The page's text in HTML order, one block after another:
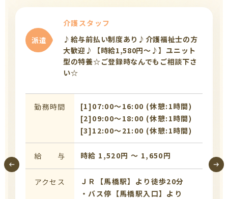
派遣
介護スタッフ
♪給与前払い制度あり♪介護福祉士の方
大歓迎♪【時給1,580円～♪】ユニット
型の特養☆ご登録時なんでもご相談下さ
い☆
勤務時間
[1]07:00〜16:00 (休憩:1時間)
[2]09:00〜18:00 (休憩:1時間)
[3]12:00〜21:00 (休憩:1時間)
給 与 時給 1,520円 〜 1,650円
アクセス
ＪＲ【馬橋駅】より徒歩20分
・バス停【馬橋駅入口】より